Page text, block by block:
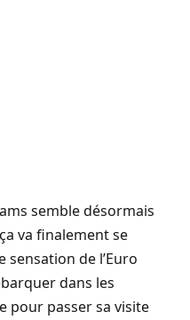
semble désormais
va finalement se
sensation de l’Euro
dans les
pour passer sa visite